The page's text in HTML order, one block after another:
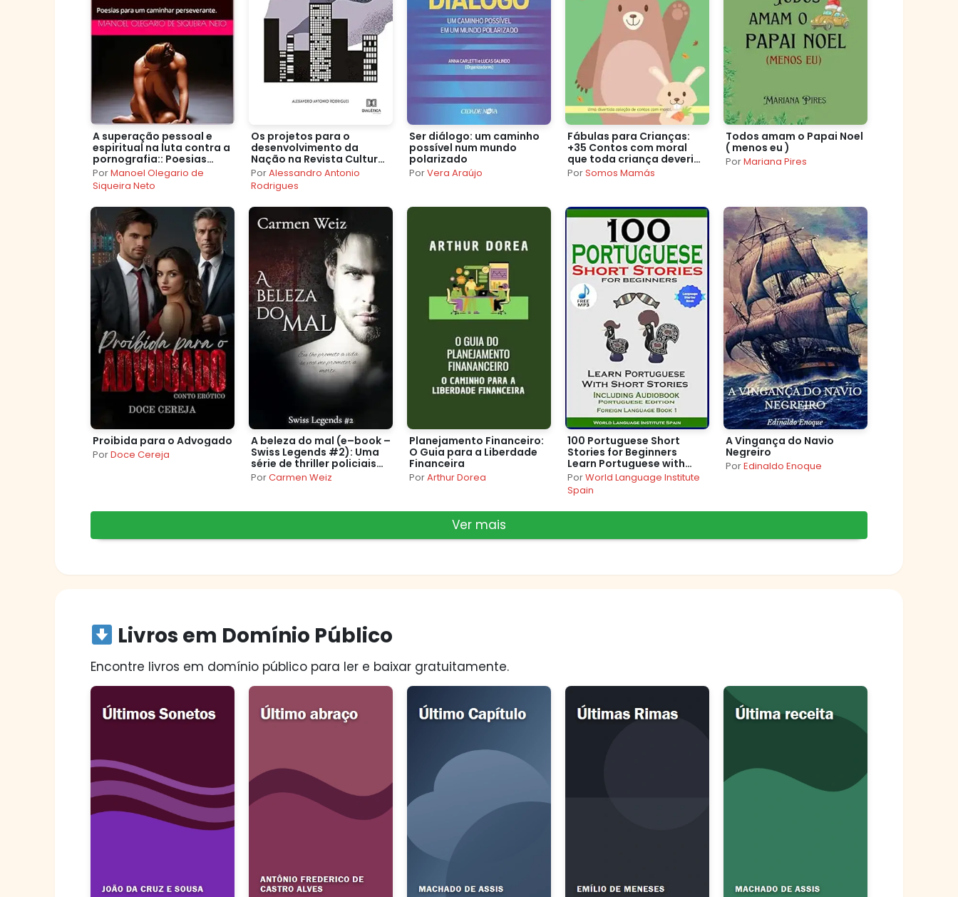
A superação pessoal e
espiritual na luta contra a
pornografia:: Poesias
para um caminhar
perseverante.
PorManoel Olegario de
Siqueira Neto
Os projetos para o
desenvolvimento da
Nação na Revista Cultura
Política durante o
governo Vargas
PorAlessandro Antonio
Rodrigues
Ser diálogo: um caminho
possível num mundo
polarizado
PorVera Araújo
Fábulas para Crianças:
+35 Contos com moral
que toda criança deveria
conhecer – Livro de
PorSomos Mamás
Todos amam o Papai Noel
( menos eu )
PorMariana Pires
Proibida para o Advogado
PorDoce Cereja
A beleza do mal (e–book –
Swiss Legends #2): Uma
série de thriller policiais
com um toque de
PorCarmen Weiz
Planejamento Financeiro:
O Guia para a Liberdade
Financeira
PorArthur Dorea
100 Portuguese Short
Stories for Beginners
Learn Portuguese with
Stories with Audio:
Portuguese Edition
Foreign Language Book 1
PorWorld Language Institute
Spain
A Vingança do Navio
Negreiro
PorEdinaldo Enoque
Ver mais
Livros em Domínio Público
Encontre livros em domínio público para ler e baixar gratuitamente.